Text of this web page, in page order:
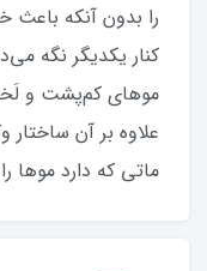
را بدون آنکه
کنار یکدیگر نگه
موهای کم‌پشت و
علاوه بر آن
ماتی که دارد موها